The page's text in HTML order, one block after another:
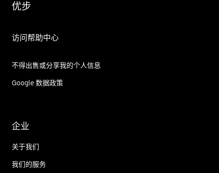
优步
访问帮助中心
不得出售或分享我的个人信息
Google 数据政策
企业
关于我们
我们的服务